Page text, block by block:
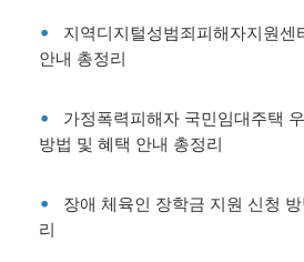
지역디지털성범죄피해자지원센
안내 총정리
가정폭력피해자 국민임대주택
방법 및 혜택 안내 총정리
장애 체육인 장학금 지원 신청
리